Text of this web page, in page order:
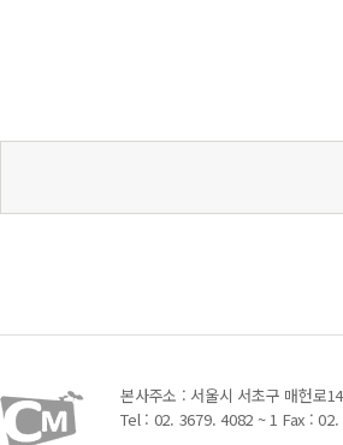
본사주소 : 서울시 서초구 매헌로
Tel : 02. 3679. 4082 ~ 1 Fax :